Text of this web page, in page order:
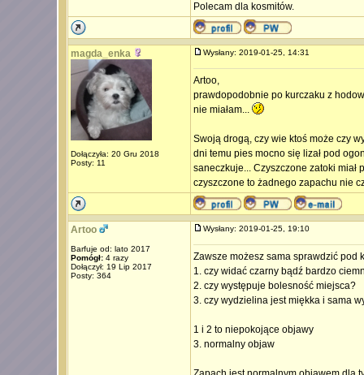
Polecam dla kosmitów.
magda_enka
Dołączyła: 20 Gru 2018
Posty: 11
Wysłany: 2019-01-25, 14:31
Artoo,
prawdopodobnie po kurczaku z
nie miałam...
Swoją drogą, czy wie ktoś może czy
dni temu pies mocno się lizał pod
saneczkuje... Czyszczone zatoki miał
czyszczone to żadnego zapachu nie
Artoo
Barfuje od: lato 2017
Pomógł:4 razy
Dołączył: 19 Lip 2017
Posty: 364
Wysłany: 2019-01-25, 19:10
Zawsze możesz sama sprawdzić pod
1. czy widać czarny bądź bardzo
2. czy występuje bolesność miejsca?
3. czy wydzielina jest miękka i sama
1 i 2 to niepokojące objawy
3. normalny objaw